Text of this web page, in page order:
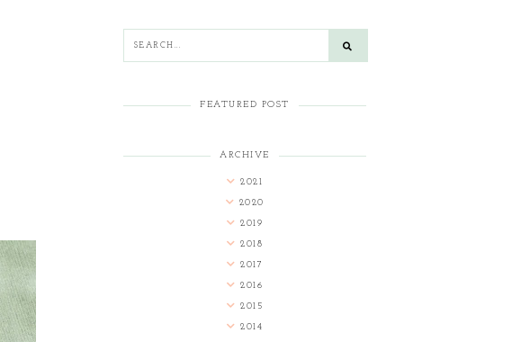
FEATURED POST
ARCHIVE
2021
2020
2019
2018
2017
2016
2015
2014